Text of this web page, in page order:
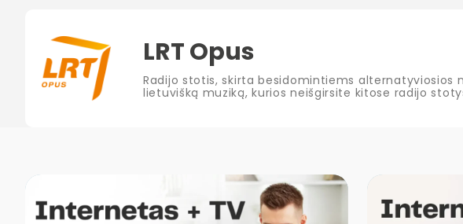
LRT Opus
Radijo stotis, skirta besidomintiems alternatyviosios
lietuvišką muziką, kurios neišgirsite kitose radijo